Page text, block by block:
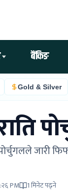
बैंकिङ
Gold & Silver
पोर्चुगलले
PM 1 मिनेट पढ्ने